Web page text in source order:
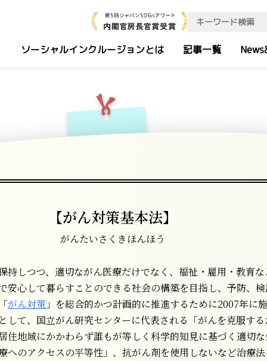
ソーシャルインクルージョンとは 記事一覧
【がん対策基本法】
がんたいさくきほんほう
持しつつ、適切ながん医療だけでなく、福祉・雇用・教育な
安心して暮らすことのできる社会の構築を目指し、予防、
がん対策 」を総合的かつ計画的に推進するために2007年に
して、国立がん研究センターに代表される「がんを克服す
住地域にかかわらず誰もが等しく科学的知見に基づく適切
へのアクセスの平等性」、抗がん剤を使用しないなど治療